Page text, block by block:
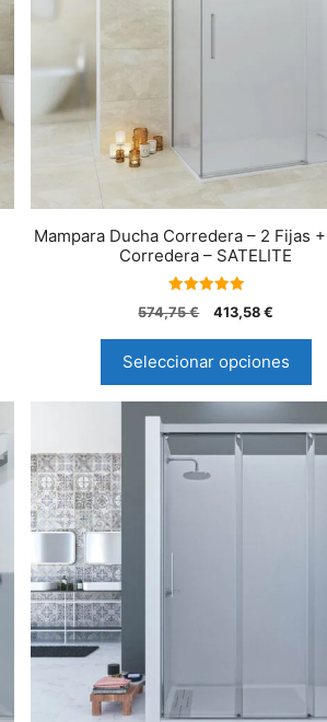
Mampara Ducha Corredera – 2 Fijas
Corredera – SATELITE
5.00
de 5
574,75€ 413,58€
Seleccionar opciones